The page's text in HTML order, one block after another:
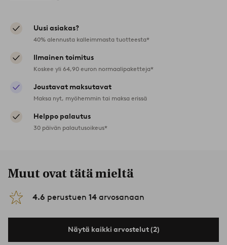
Uusi asiakas?
40% alennusta kalleimmasta tuotteesta*
Ilmainen toimitus
Koskee yli 64,90 euron normaalipaketteja*
Joustavat maksutavat
Maksa nyt, myöhemmin tai maksa erissä
Helppo palautus
30 päivän palautusoikeus*
Muut ovat tätä mieltä
4.6 perustuen 14 arvosanaan
Näytä kaikki arvostelut (2)